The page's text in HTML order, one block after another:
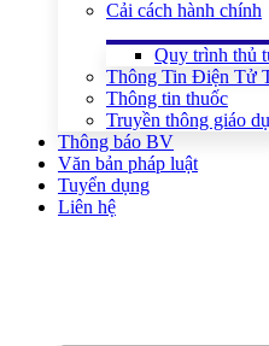
Cải cách hành chính
Quy trình thủ
Thông Tin Điện Tử
Thông tin thuốc
Truyền thông giáo
Thông báo BV
Văn bản pháp luật
Tuyển dụng
Liên hệ